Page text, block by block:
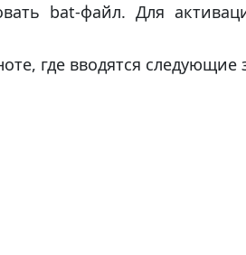
bat-файл. Для
где вводятся следующие